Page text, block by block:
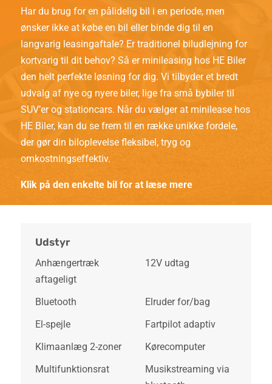
Har du brug for en pålidelig bil i en periode, men
ønsker ikke at købe en bil eller binde dig til en
langvarig leasingaftale? Er traditionel biludlejning for
kortvarig til dit behov? Så er minileasing hos HE Biler
den helt perfekte løsning for dig. Vi tilbyder et bredt
udvalg af nye og nyere biler, lige fra små bybiler til
SUV’er og stationcars. Når du vælger at minilease hos
HE Biler, kan du se frem til en række unikke fordele,
der gør din biloplevelse fleksibel, tryg og
omkostningseffektiv.
Klik på den enkelte bil for at læse mere
Udstyr
Anhængertræk
aftageligt
12V udtag
Bluetooth
Elruder for/bag
El-spejle
Fartpilot adaptiv
Klimaanlæg 2-zoner
Kørecomputer
Multifunktionsrat
Musikstreaming via